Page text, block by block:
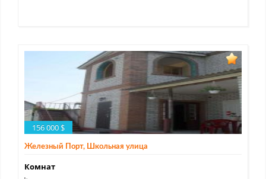
156 000 $
Железный Порт, Школьная улица
Комнат